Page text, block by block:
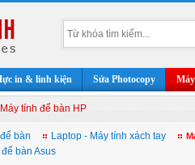
in & linh kiện Sửa Photocopy
Máy tính để bàn HP
bàn Laptop - Máy tính xách tay
để bàn Asus